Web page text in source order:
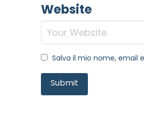
Website
Salva il mio nome, email